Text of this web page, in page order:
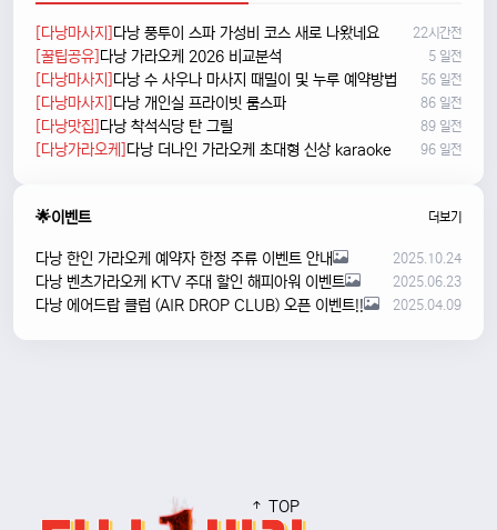
[다낭마사지]다낭 풍투이 스파 가성비 코스 새로 나왔네요 22시간전
[꿀팁공유]다낭 가라오케 2026 비교분석 5 일전
[다낭마사지]다낭 수 사우나 마사지 때밀이 및 누루 예약방법 56 일전
[다낭마사지]다낭 개인실 프라이빗 룸스파 86 일전
[다낭맛집]다낭 착석식당 탄 그릴 89 일전
[다낭가라오케]다낭 더나인 가라오케 초대형 신상 karaoke 96 일전
🌟이벤트 더보기
다낭 한인 가라오케 예약자 한정 주류 이벤트 안내 2025.10.24
다낭 벤츠가라오케 KTV 주대 할인 해피아워 이벤트 2025.06.23
다낭 에어드랍 클럽 (AIR DROP CLUB) 오픈 이벤트!! 2025.04.09
TOP